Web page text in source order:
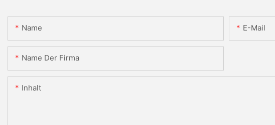
Name E-Mail
Name Der Firma
Inhalt